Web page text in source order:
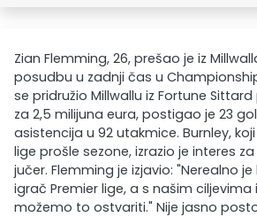
Zian Flemming, 26, prešao je iz
posudbu u zadnji čas u
se pridružio Millwallu iz Fortune
za 2,5 milijuna eura, postigao je 23
asistencija u 92 utakmice. Burnley,
lige prošle sezone, izrazio je interes
jučer. Flemming je izjavio: "Nerealno
igrač Premier lige, a s našim
možemo to ostvariti." Nije jasno